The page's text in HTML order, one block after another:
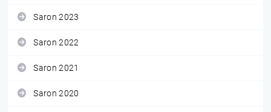
Saron 2023
Saron 2022
Saron 2021
Saron 2020